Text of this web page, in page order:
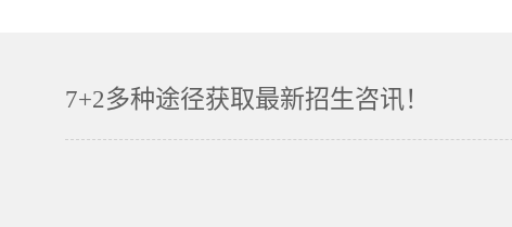
7+2多种途径获取最新招生咨讯！